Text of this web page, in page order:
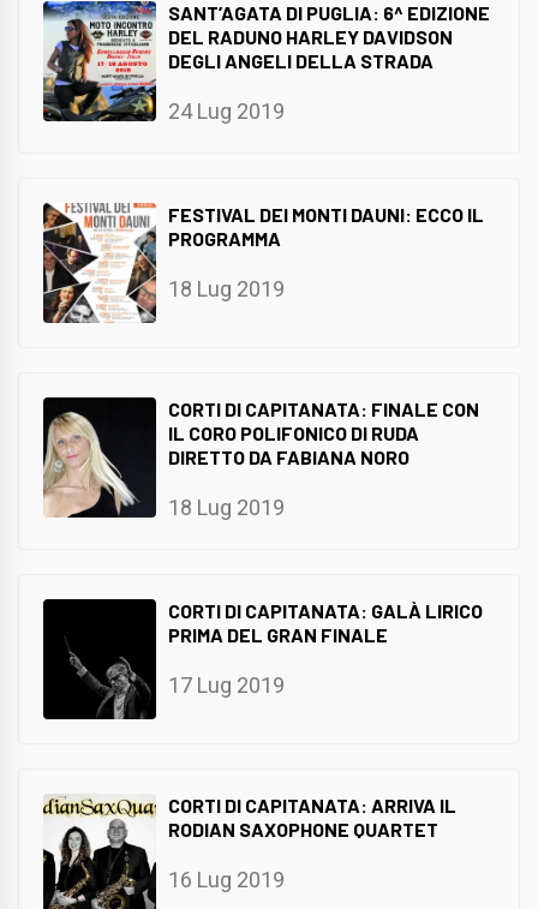
SANT’AGATA DI PUGLIA: 6^ EDIZIONE
DEL RADUNO HARLEY DAVIDSON
DEGLI ANGELI DELLA STRADA
24 Lug 2019
FESTIVAL DEI MONTI DAUNI: ECCO IL
PROGRAMMA
18 Lug 2019
CORTI DI CAPITANATA: FINALE CON
IL CORO POLIFONICO DI RUDA
DIRETTO DA FABIANA NORO
18 Lug 2019
CORTI DI CAPITANATA: GALÀ LIRICO
PRIMA DEL GRAN FINALE
17 Lug 2019
CORTI DI CAPITANATA: ARRIVA IL
RODIAN SAXOPHONE QUARTET
16 Lug 2019